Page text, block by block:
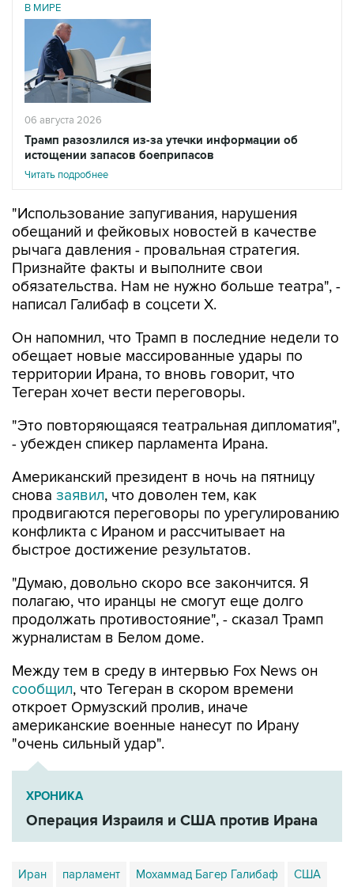
В МИРЕ
06 августа 2026
Трамп разозлился из-за утечки информации об
истощении запасов боеприпасов
Читать подробнее
"Использование запугивания, нарушения
обещаний и фейковых новостей в качестве
рычага давления - провальная стратегия.
Признайте факты и выполните свои
обязательства. Нам не нужно больше театра", -
написал Галибаф в соцсети X.
Он напомнил, что Трамп в последние недели то
обещает новые массированные удары по
территории Ирана, то вновь говорит, что
Тегеран хочет вести переговоры.
"Это повторяющаяся театральная дипломатия",
- убежден спикер парламента Ирана.
Американский президент в ночь на пятницу
снова заявил, что доволен тем, как
продвигаются переговоры по урегулированию
конфликта с Ираном и рассчитывает на
быстрое достижение результатов.
"Думаю, довольно скоро все закончится. Я
полагаю, что иранцы не смогут еще долго
продолжать противостояние", - сказал Трамп
журналистам в Белом доме.
Между тем в среду в интервью Fox News он
сообщил, что Тегеран в скором времени
откроет Ормузский пролив, иначе
американские военные нанесут по Ирану
"очень сильный удар".
ХРОНИКА
Операция Израиля и США против Ирана
Иран парламент Мохаммад Багер Галибаф США